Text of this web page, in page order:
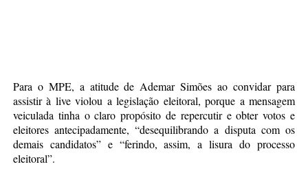
Para o MPE, a atitude de Ademar Simões ao convidar para
assistir à live violou a legislação eleitoral, porque a mensagem
veiculada tinha o claro propósito de repercutir e obter votos e
eleitores antecipadamente, “desequilibrando a disputa com os
demais candidatos” e “ferindo, assim, a lisura do processo
eleitoral”.